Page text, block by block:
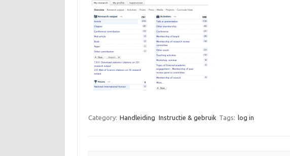
Category: Handleiding Instructie & gebruik Tags: log in